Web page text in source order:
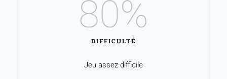
DIFFICULTÉ
80%
Jeu assez difficile